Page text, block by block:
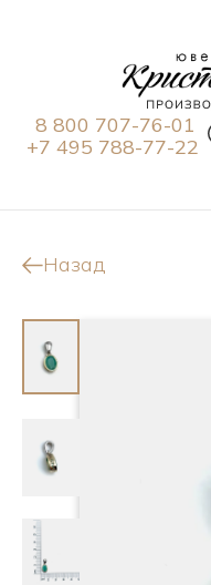
8 800 707-76-01
+7 495 788-77-22
Назад